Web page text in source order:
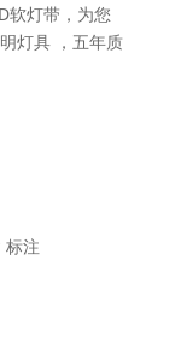
软灯带，为您
灯具 ，五年质
标注